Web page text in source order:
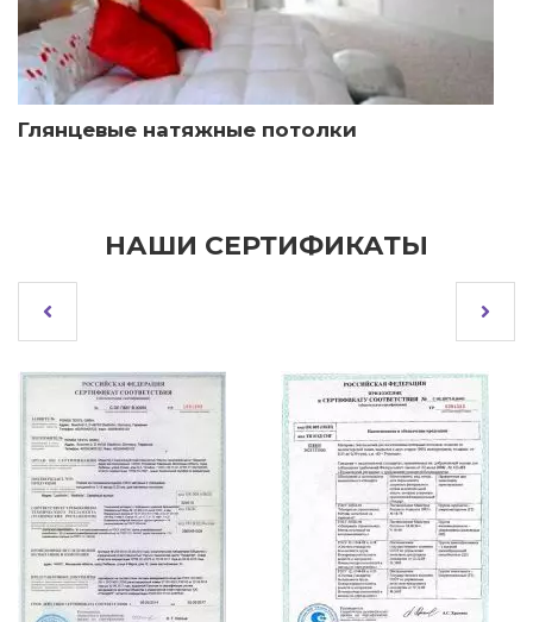
Сатиновые натяжные потолки
НАШИ СЕРТИФИКАТЫ